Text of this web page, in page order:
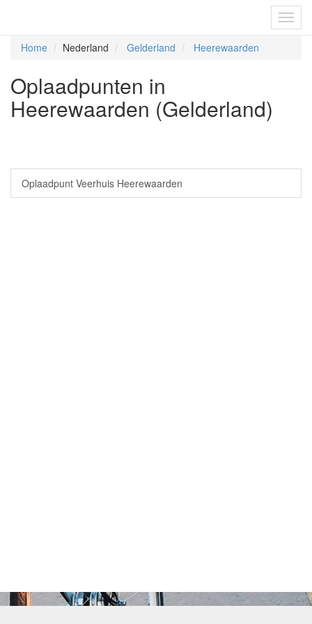
Home Nederland Gelderland Heerewaarden
Oplaadpunten in
Heerewaarden (Gelderland)
Oplaadpunt Veerhuis Heerewaarden